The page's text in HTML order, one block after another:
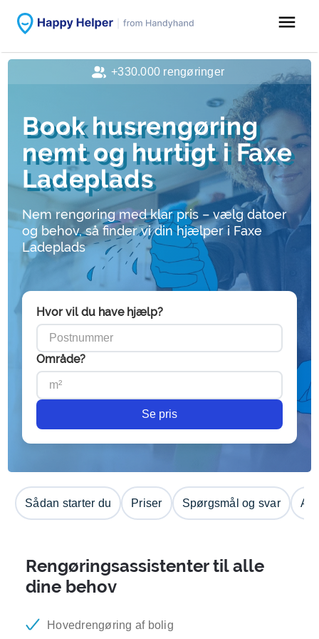
menu
Book husrengøring
nemt og hurtigt i Faxe
Ladeplads
Nem rengøring med klar pris – vælg datoer
og behov, så finder vi din hjælper i Faxe
Ladeplads
Hvor vil du have hjælp?
Område?
Se pris
Sådan starter du Priser Spørgsmål og svar
Rengøringsassistenter til alle
dine behov
Hovedrengøring af bolig
+330.000 rengøringer